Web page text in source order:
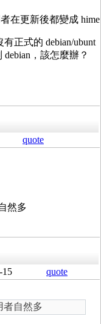
在更新後都變成 hime
正式的 debian/ubunt
，該怎麼辦？
quote
然多
15 quote
者自然多